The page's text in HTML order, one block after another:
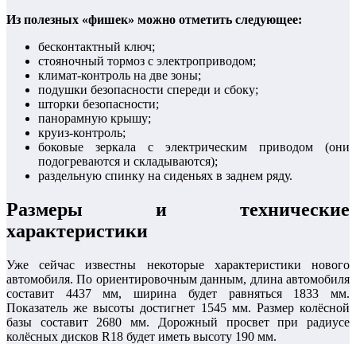
Из полезных «фишек» можно отметить следующее:
бесконтактный ключ;
стояночный тормоз с электроприводом;
климат-контроль на две зоны;
подушки безопасности спереди и сбоку;
шторки безопасности;
панорамную крышу;
круиз-контроль;
боковые зеркала с электрическим приводом (они
подогреваются и складываются);
раздельную спинку на сиденьях в заднем ряду.
Размеры и технические
характеристики
Уже сейчас известны некоторые характеристики нового
автомобиля. По ориентировочным данным, длина автомобиля
составит 4437 мм, ширина будет равняться 1833 мм.
Показатель же высоты достигнет 1545 мм. Размер колёсной
базы составит 2680 мм. Дорожный просвет при радиусе
колёсных дисков R18 будет иметь высоту 190 мм.